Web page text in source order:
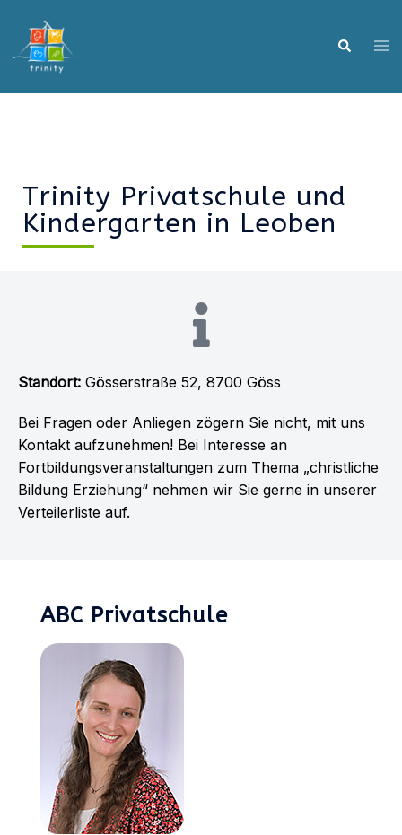
Trinity Privatschule und
Kindergarten in Leoben
Standort: Gösserstraße 52, 8700 Göss
Bei Fragen oder Anliegen zögern Sie nicht, mit uns
Kontakt aufzunehmen! Bei Interesse an
Fortbildungsveranstaltungen zum Thema „christliche
Bildung Erziehung“ nehmen wir Sie gerne in unserer
Verteilerliste auf.
ABC Privatschule